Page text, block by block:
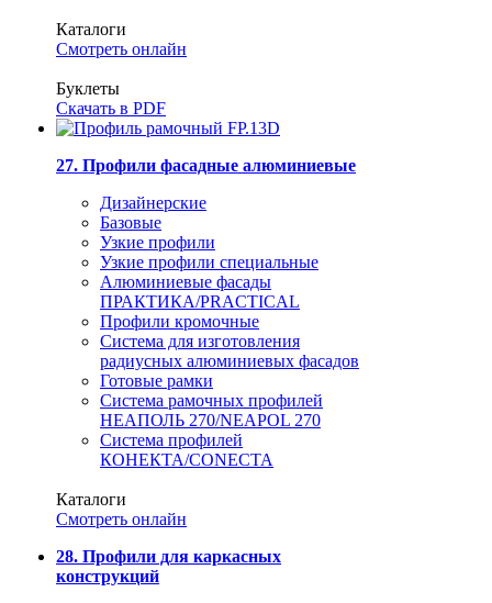
Каталоги
Смотреть онлайн
Буклеты
Скачать в PDF
27. Профили фасадные алюминиевые
Дизайнерские
Базовые
Узкие профили
Узкие профили специальные
Алюминиевые фасады
ПРАКТИКА/PRACTICAL
Профили кромочные
Система для изготовления
радиусных алюминиевых фасадов
Готовые рамки
Система рамочных профилей
НЕАПОЛЬ 270/NEAPOL 270
Система профилей
КОНЕКТА/CONECTA
Каталоги
Смотреть онлайн
28. Профили для каркасных
конструкций